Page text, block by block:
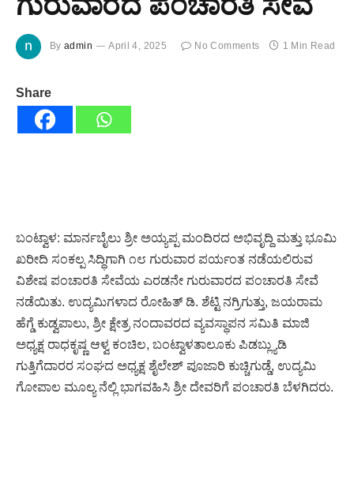
By admin April 4, 2025 No Comments 1 Min Read
Share
ಬಂಟ್ವಾಳ: ಮಾರ್ನಬೈಲು ಶ್ರೀ ಅಯ್ಯಪ್ಪ ಮಂದಿರದ ಅಭಿವೃದ್ದಿ ಮತ್ತು ಭೂಮಿ
ಖರೀದಿ ಸಂಕಲ್ಪ ಸಿದ್ಧಿಗಾಗಿ ೧೮ ಗುರುವಾರ ಪರ್ಯಂತ ನಡೆಯಲಿರುವ
ವಿಶೇಷ ಪಂಚಾರತಿ ಸೇವೆಯ ಎರಡನೇ ಗುರುವಾರದ ಪಂಚಾರತಿ ಸೇವೆ
ನಡೆಯಿತು. ಉದ್ಯಮಿಗಳಾದ ರೋಹಿತ್ ಡಿ. ಶೆಟ್ಟಿ ನಗ್ರಿಗುತ್ತು, ಜಯರಾಮ
ಹೆಗ್ಡೆ ಕುಡ್ವಪಾಲು, ಶ್ರೀ ಕ್ಷೇತ್ರ ನಂದಾವರದ ವ್ಯವಸ್ಥಾಪನ ಸಮಿತಿ ಮಾಜಿ
ಅಧ್ಯಕ್ಷ ರಾಧಕೃಷ್ಣ ಆಳ್ವ ಕಂಚಿಲ, ಬಂಟ್ವಾಳತಾಲೂಕು ಪಿಡಬ್ಲ್ಯುಡಿ
ಗುತ್ತಿಗೆದಾರರ ಸಂಘದ ಅಧ್ಯಕ್ಷ ಶೈಲೇಶ್ ಪೂಜಾರಿ ಕುಚ್ಚಿಗುಡ್ಡೆ, ಉದ್ಯಮಿ
ಗೋಪಾಲ ಮೂಲ್ಯ ನೆಲ್ಲಿ ಭಾಗವಹಿಸಿ ಶ್ರೀ ದೇವರಿಗೆ ಪಂಚಾರತಿ ಬೆಳಗಿದರು.